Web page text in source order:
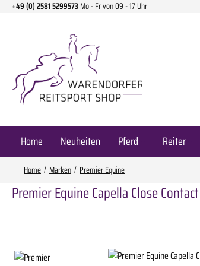
Hauptinhalt springen
Zur Suche springen
Zur Hauptnavigation springen
+49 (0) 2581 5299573Mo - Fr von 09 - 17 Uhr
Home Neuheiten Pferd Reiter
Home Marken Premier Equine
Premier Equine Capella Close
Bildergalerie überspringen